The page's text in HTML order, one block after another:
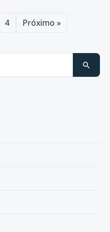
4 Próximo »